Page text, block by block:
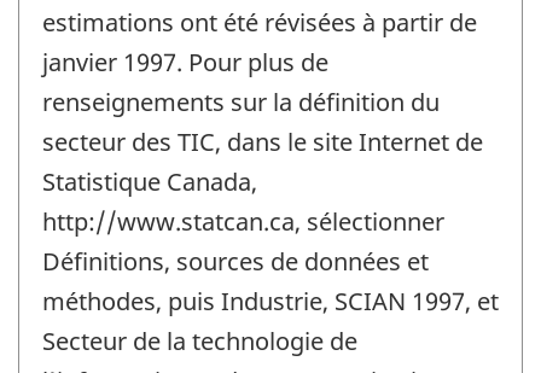
estimations ont été révisées à partir de
janvier 1997. Pour plus de
renseignements sur la définition du
secteur des TIC, dans le site Internet de
Statistique Canada,
http://www.statcan.ca, sélectionner
Définitions, sources de données et
méthodes, puis Industrie, SCIAN 1997, et
Secteur de la technologie de